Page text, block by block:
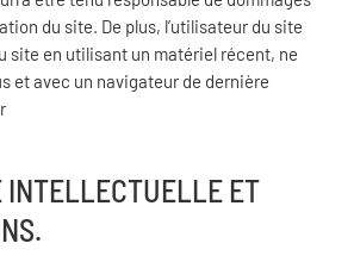
du site. De plus, l’utilisateur du site
site en utilisant un matériel récent, ne
et avec un navigateur de dernière
INTELLECTUELLE ET